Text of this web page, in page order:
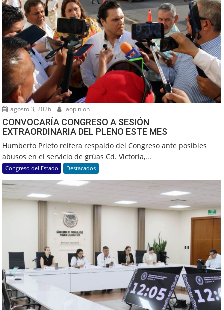
agosto 3, 2026 laopinion
CONVOCARÍA CONGRESO A SESIÓN
EXTRAORDINARIA DEL PLENO ESTE MES
Humberto Prieto reitera respaldo del Congreso ante posibles
abusos en el servicio de grúas Cd. Victoria,...
Congreso del Estado Destacados